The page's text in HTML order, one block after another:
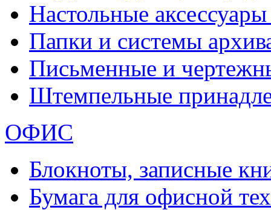
Настольные
Папки и системы
Письменные и
Штемпельные
ОФИС
Блокноты, записные
Бумага для офисной